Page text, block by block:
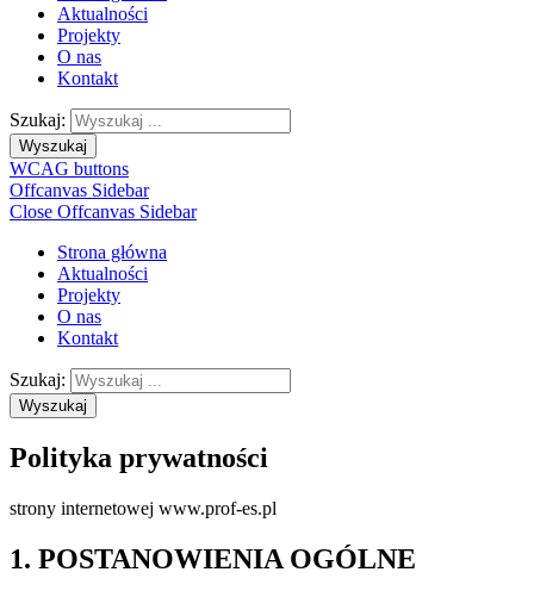
Aktualności
Projekty
O nas
Kontakt
Szukaj:
Wyszukaj
WCAG buttons
Offcanvas Sidebar
Close Offcanvas Sidebar
Strona główna
Aktualności
Projekty
O nas
Kontakt
Szukaj:
Wyszukaj
Polityka prywatności
strony internetowej www.prof-es.pl
1. POSTANOWIENIA OGÓLNE